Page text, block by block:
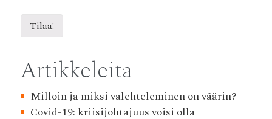
Artikkeleita
Milloin ja miksi valehteleminen on väärin?
Covid-19: kriisijohtajuus voisi olla